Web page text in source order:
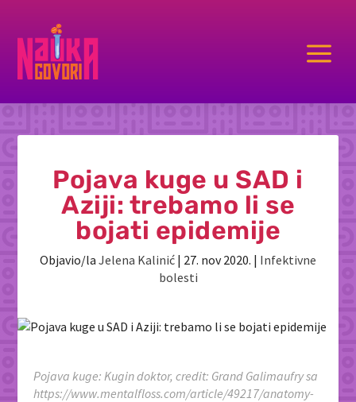
a
Pojava kuge u SAD i
Aziji: trebamo li se
bojati epidemije
Objavio/la Jelena Kalinić | 27. nov 2020. | Infektivne
bolesti
Pojava kuge: Kugin doktor, credit: Grand Galimaufry sa
https://www.mentalfloss.com/article/49217/anatomy-